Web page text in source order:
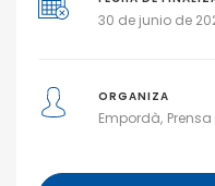
30 de junio de
ORGANIZA
Empordà